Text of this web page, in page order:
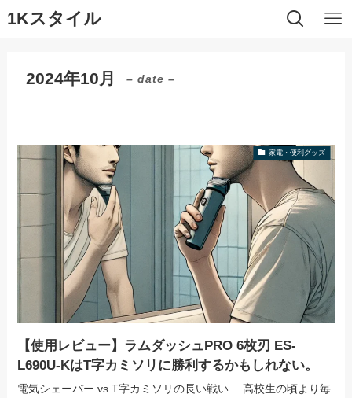
1Kスタイル
2024年10月 – date –
家電・便利グッズ
【使用レビュー】ラムダッシュPRO 6枚刃 ES-
L690U-KはT字カミソリに勝利するかもしれない。
電気シェーバー vs T字カミソリの長い戦い 高校生の頃より毎